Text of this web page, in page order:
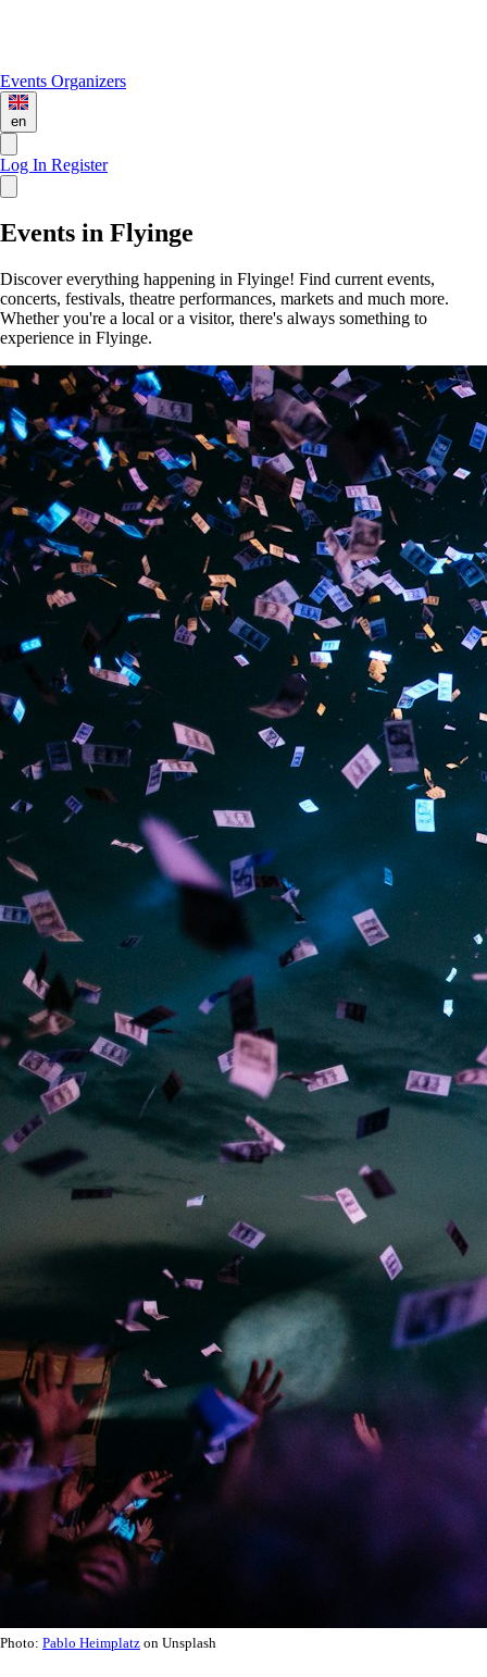
Events Organizers
en
Log In Register
Events in Flyinge
Discover everything happening in Flyinge! Find current events,
concerts, festivals, theatre performances, markets and much more.
Whether you're a local or a visitor, there's always something to
experience in Flyinge.
Photo: Pablo Heimplatz on Unsplash